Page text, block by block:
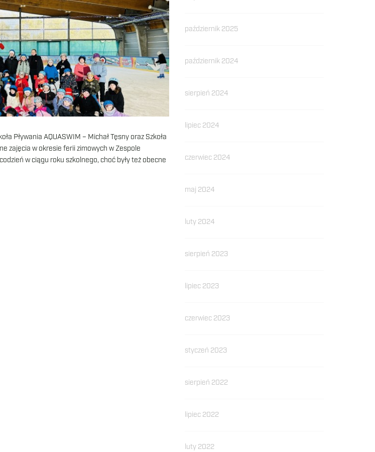
Pływania AQUASWIM – Michał Tęsny oraz Szkoła
zajęcia w okresie ferii zimowych w Zespole
w ciągu roku szkolnego, choć były też obecne
październik 2025
październik 2024
sierpień 2024
lipiec 2024
czerwiec 2024
maj 2024
luty 2024
sierpień 2023
lipiec 2023
czerwiec 2023
styczeń 2023
sierpień 2022
lipiec 2022
luty 2022